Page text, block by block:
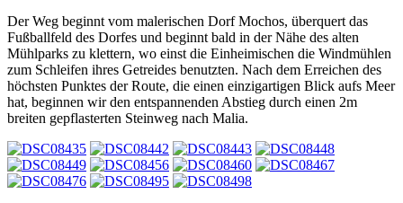
Der Weg beginnt vom malerischen Dorf Mochos, überquert das
Fußballfeld des Dorfes und beginnt bald in der Nähe des alten
Mühlparks zu klettern, wo einst die Einheimischen die Windmühlen
zum Schleifen ihres Getreides benutzten. Nach dem Erreichen des
höchsten Punktes der Route, die einen einzigartigen Blick aufs Meer
hat, beginnen wir den entspannenden Abstieg durch einen 2m
breiten gepflasterten Steinweg nach Malia.